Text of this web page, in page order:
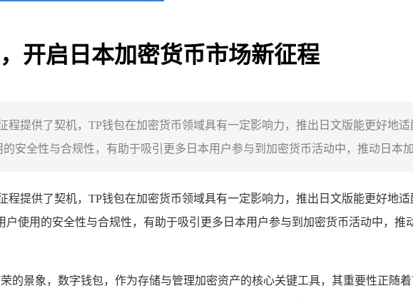
开启日本加密货币市场新征程
程提供了契机，TP钱包在加密货币领域具有一定影响力，推出日文版能更好地
安全性与合规性，有助于吸引更多日本用户参与到加密货币活动中，推动日本
程提供了契机，TP钱包在加密货币领域具有一定影响力，推出日文版能更好地
使用的安全性与合规性，有助于吸引更多日本用户参与到加密货币活动中，推
的景象，数字钱包，作为存储与管理加密资产的核心关键工具，其重要性正随